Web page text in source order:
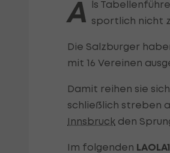
A ls
sportlich nicht
Die Salzburger
mit 16 Vereinen
Damit reihen sie
schließlich streben
Innsbruck den
Im folgenden